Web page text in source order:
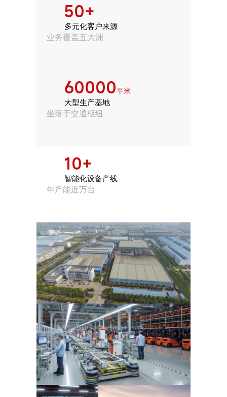
50+
多元化客户来源
业务覆盖五大洲
60000平米
大型生产基地
坐落于交通枢纽
10+
智能化设备产线
年产能近万台